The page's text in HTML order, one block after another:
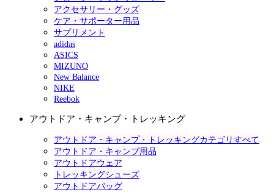
アクセサリー・グッズ
ケア・サポーター用品
サプリメント
adidas
ASICS
MIZUNO
New Balance
NIKE
Reebok
アウトドア・キャンプ・トレッキング
アウトドア・キャンプ・トレッキングカテゴリすべて
アウトドア・キャンプ用品
アウトドアウェア
トレッキングシューズ
アウトドアバッグ